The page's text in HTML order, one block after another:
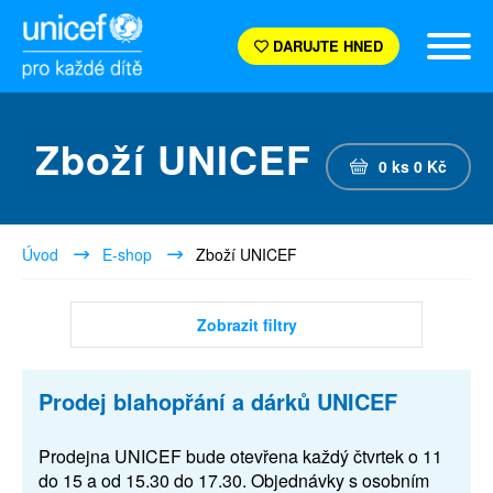
DARUJTE HNED
Zboží UNICEF 0 ks 0 Kč
Úvod E-shop Zboží UNICEF
Zobrazit filtry
Prodej blahopřání a dárků UNICEF
Prodejna UNICEF bude otevřena každý čtvrtek o 11
do 15 a od 15.30 do 17.30. Objednávky s osobním